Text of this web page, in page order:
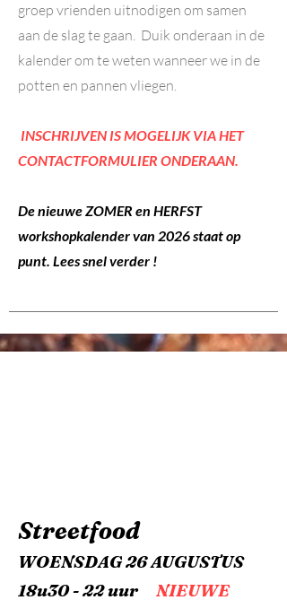
groep vrienden uitnodigen om samen
aan de slag te gaan. Duik onderaan in de
kalender om te weten wanneer we in de
potten en pannen vliegen.
INSCHRIJVEN IS MOGELIJK VIA HET
CONTACTFORMULIER ONDERAAN.
De nieuwe ZOMER en HERFST
workshopkalender van 2026 staat op
punt. Lees snel verder !
Streetfood
WOENSDAG 26 AUGUSTUS
18u30 - 22 uur NIEUWE